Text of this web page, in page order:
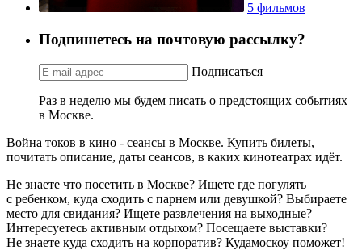
5 фильмов
Подпишетесь на почтовую рассылку?
Подписаться
Раз в неделю мы будем писать о предстоящих событиях
в Москве.
Война токов в кино - сеансы в Москве. Купить билеты,
почитать описание, даты сеансов, в каких кинотеатрах идёт.
Не знаете что посетить в Москве? Ищете где погулять
с ребенком, куда сходить с парнем или девушкой? Выбираете
место для свидания? Ищете развлечения на выходные?
Интересуетесь активным отдыхом? Посещаете выставки?
Не знаете куда сходить на корпоратив? Кудамоскоу поможет!